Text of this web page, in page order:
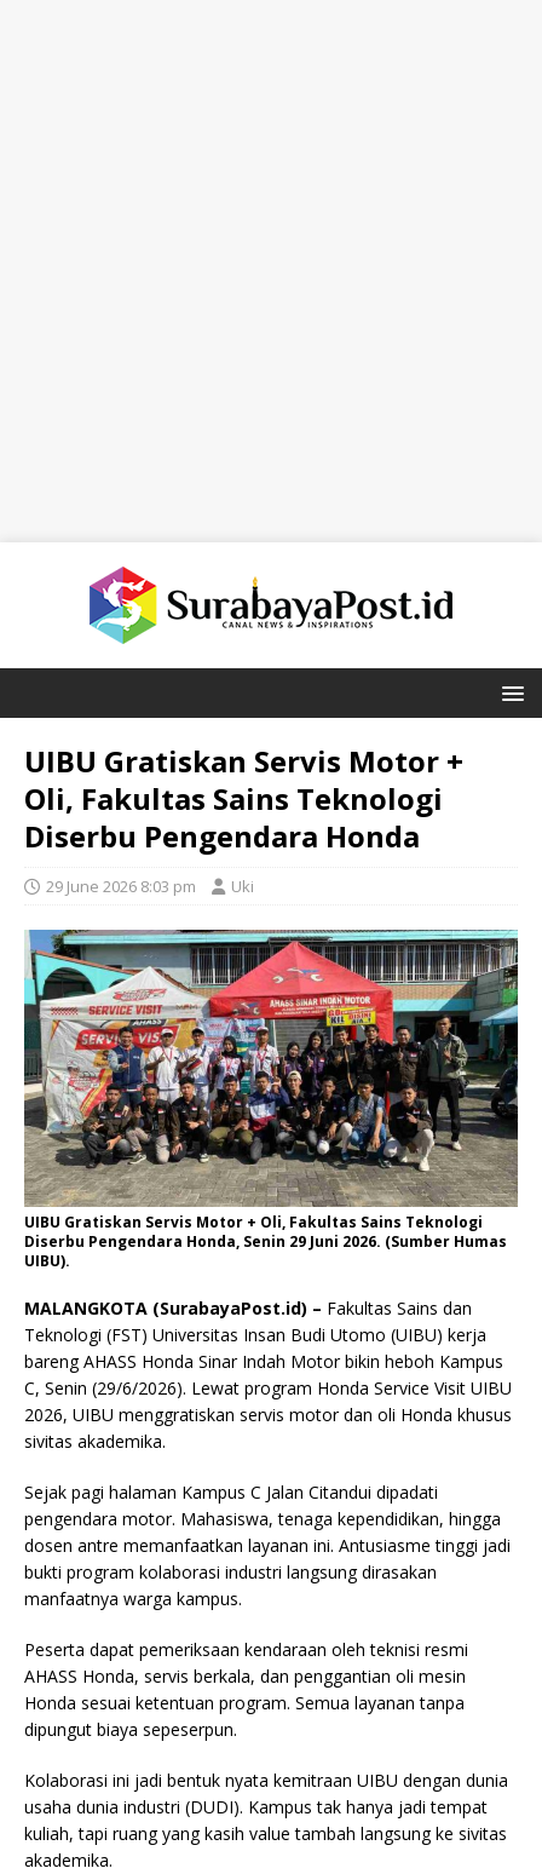
UIBU Gratiskan Servis Motor +
Oli, Fakultas Sains Teknologi
Diserbu Pengendara Honda
29 June 2026 8:03 pm Uki
UIBU Gratiskan Servis Motor + Oli, Fakultas Sains Teknologi
Diserbu Pengendara Honda, Senin 29 Juni 2026. (Sumber Humas
UIBU).
MALANGKOTA (SurabayaPost.id) – Fakultas Sains dan
Teknologi (FST) Universitas Insan Budi Utomo (UIBU) kerja
bareng AHASS Honda Sinar Indah Motor bikin heboh Kampus
C, Senin (29/6/2026). Lewat program Honda Service Visit UIBU
2026, UIBU menggratiskan servis motor dan oli Honda khusus
sivitas akademika.
Sejak pagi halaman Kampus C Jalan Citandui dipadati
pengendara motor. Mahasiswa, tenaga kependidikan, hingga
dosen antre memanfaatkan layanan ini. Antusiasme tinggi jadi
bukti program kolaborasi industri langsung dirasakan
manfaatnya warga kampus.
Peserta dapat pemeriksaan kendaraan oleh teknisi resmi
AHASS Honda, servis berkala, dan penggantian oli mesin
Honda sesuai ketentuan program. Semua layanan tanpa
dipungut biaya sepeserpun.
Kolaborasi ini jadi bentuk nyata kemitraan UIBU dengan dunia
usaha dunia industri (DUDI). Kampus tak hanya jadi tempat
kuliah, tapi ruang yang kasih value tambah langsung ke sivitas
akademika.